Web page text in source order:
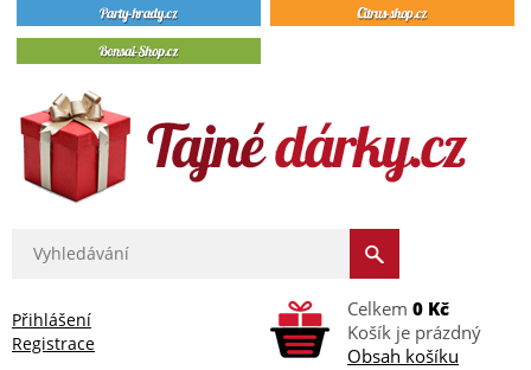
Přihlášení
Registrace
Celkem 0 Kč
Košík je prázdný
Obsah košíku